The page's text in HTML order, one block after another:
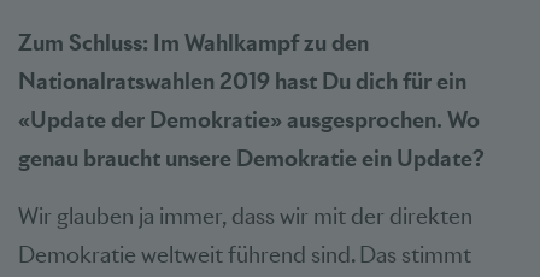
Zum Schluss: Im Wahlkampf zu den
Nationalratswahlen 2019 hast Du dich für ein
«Update der Demokratie» ausgesprochen. Wo
genau braucht unsere Demokratie ein Update?
Wir glauben ja immer, dass wir mit der direkten
Demokratie weltweit führend sind. Das stimmt